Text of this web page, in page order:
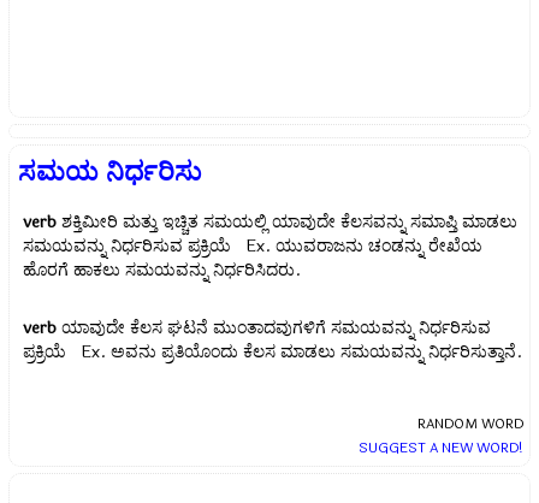
ಸಮಯ ನಿರ್ಧರಿಸು
verb ಶಕ್ತಿಮೀರಿ ಮತ್ತು ಇಚ್ಚಿತ ಸಮಯಲ್ಲಿ ಯಾವುದೇ ಕೆಲಸವನ್ನು ಸಮಾಪ್ತಿ ಮಾಡಲು
ಸಮಯವನ್ನು ನಿರ್ಧರಿಸುವ ಪ್ರಕ್ರಿಯೆ Ex.ಯುವರಾಜನು ಚಂಡನ್ನು ರೇಖೆಯ
ಹೊರಗೆ ಹಾಕಲು ಸಮಯವನ್ನು ನಿರ್ಧರಿಸಿದರು.
verb ಯಾವುದೇ ಕೆಲಸ ಘಟನೆ ಮುಂತಾದವುಗಳಿಗೆ ಸಮಯವನ್ನು ನಿರ್ಧರಿಸುವ
ಪ್ರಕ್ರಿಯೆ Ex.ಅವನು ಪ್ರತಿಯೊಂದು ಕೆಲಸ ಮಾಡಲು ಸಮಯವನ್ನು ನಿರ್ಧರಿಸುತ್ತಾನೆ.
RANDOM WORD
SUGGEST A NEW WORD!